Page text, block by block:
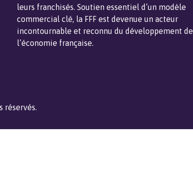
leurs franchisés. Soutien essentiel d’un modèle
commercial clé, la FFF est devenue un acteur
incontournable et reconnu du développement de
l’économie française.
réservés.